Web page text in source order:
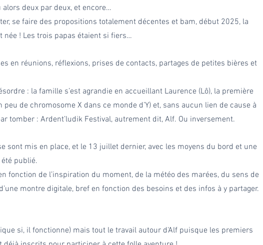
deux par deux, et encore…
se faire des propositions totalement décentes et bam, début 2025, la
née ! Les trois papas étaient si fiers…
en réunions, réflexions, prises de contacts, partages de petites bières et
: la famille s’est agrandie en accueillant Laurence (Lô), la première
peu de chromosome X dans ce monde d’Y) et, sans aucun lien de cause à
tomber : Ardent’ludik Festival, autrement dit, Alf. Ou inversement.
sont mis en place, et le 13 juillet dernier, avec les moyens du bord et une
publié.
fonction de l’inspiration du moment, de la météo des marées, du sens de
montre digitale, bref en fonction des besoins et des infos à y partager.
si, il fonctionne) mais tout le travail autour d'Alf puisque les premiers